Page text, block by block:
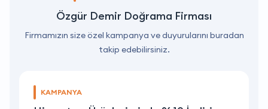
Özgür Demir Doğrama Firması
Firmamızın size özel kampanya ve duyurularını buradan
takip edebilirsiniz.
KAMPANYA